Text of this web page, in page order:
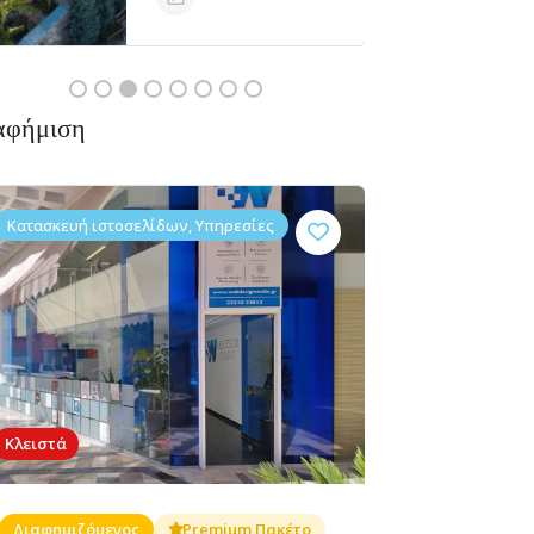
Κλειστά
Κατασκευή ιστοσελίδων, Υπηρεσίες
Διαφημιζόμενος Premium Πακέτο